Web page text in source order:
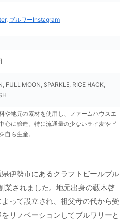
, ブルワーInstagram
FULL MOON, SPARKLE, RICE HACK,
や地元の素材を使用し、ファームハウスエ
心に醸造。特に流通量の少ないライ麦やビ
自ら生産。
伊勢市にあるクラフトビールブル
業されました。地元出身の藪木啓
って設立され、祖父母の代から受
リノベーションしてブルワリーと